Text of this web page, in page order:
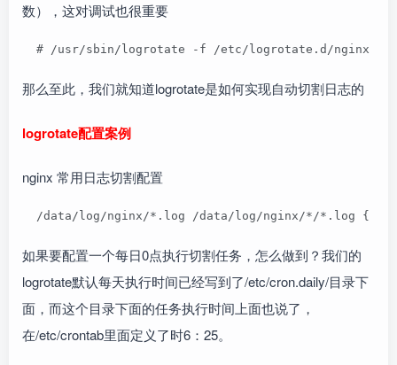
数），这对调试也很重要
# /usr/sbin/logrotate -f /etc/logrotate.d/nginx //
那么至此，我们就知道logrotate是如何实现自动切割日志的
logrotate配置案例
nginx 常用日志切割配置
/data/log/nginx/*.log /data/log/nginx/*/*.log { # 对匹
如果要配置一个每日0点执行切割任务，怎么做到？我们的
logrotate默认每天执行时间已经写到了/etc/cron.daily/目录下
面，而这个目录下面的任务执行时间上面也说了，
在/etc/crontab里面定义了时6：25。